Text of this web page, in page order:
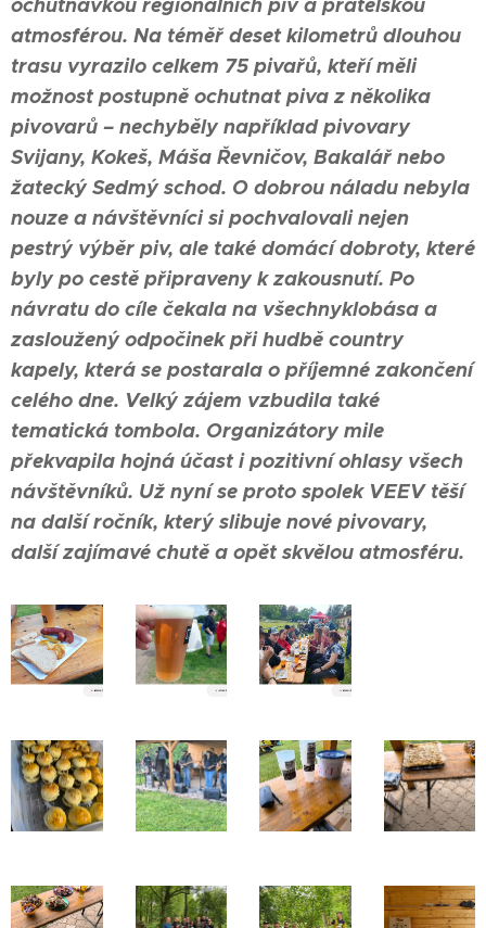
atmosférou. Na téměř deset kilometrů dlouhou
trasu vyrazilo celkem 75 pivařů, kteří měli
možnost postupně ochutnat piva z několika
pivovarů – nechyběly například pivovary
Svijany, Kokeš, Máša Řevničov, Bakalář nebo
žatecký Sedmý schod. O dobrou náladu nebyla
nouze a návštěvníci si pochvalovali nejen
pestrý výběr piv, ale také domácí dobroty, které
byly po cestě připraveny k zakousnutí. Po
návratu do cíle čekala na všechnyklobása a
zasloužený odpočinek při hudbě country
kapely, která se postarala o příjemné zakončení
celého dne. Velký zájem vzbudila také
tematická tombola. Organizátory mile
překvapila hojná účast i pozitivní ohlasy všech
návštěvníků. Už nyní se proto spolek VEEV těší
na další ročník, který slibuje nové pivovary,
další zajímavé chutě a opět skvělou atmosféru.